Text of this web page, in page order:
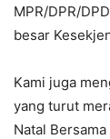
MPR/DPR/
besar
Kami juga
yang turut
Natal